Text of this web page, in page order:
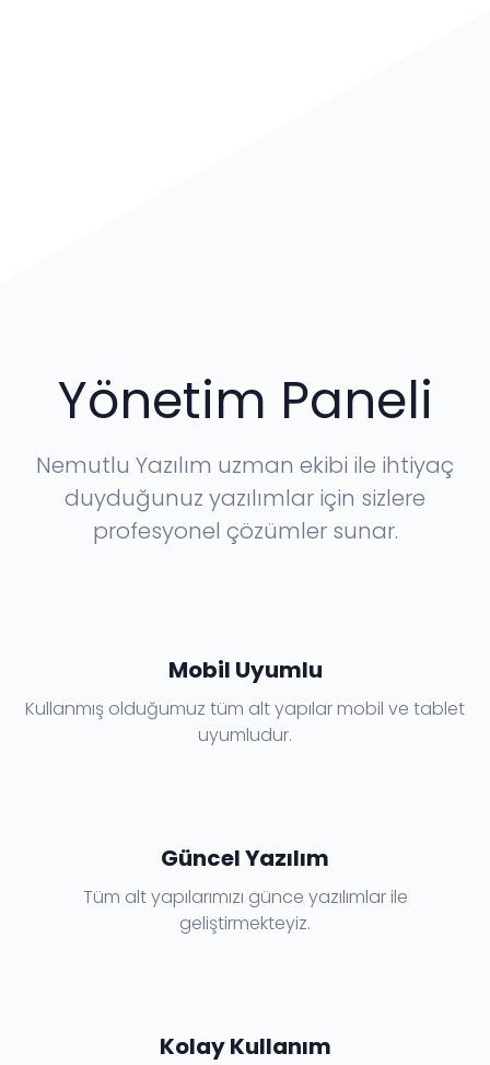
Yönetim Paneli
Nemutlu Yazılım uzman ekibi ile ihtiyaç
duyduğunuz yazılımlar için sizlere
profesyonel çözümler sunar.
Mobil Uyumlu
Kullanmış olduğumuz tüm alt yapılar mobil ve tablet
uyumludur.
Güncel Yazılım
Tüm alt yapılarımızı günce yazılımlar ile
geliştirmekteyiz.
Kolay Kullanım